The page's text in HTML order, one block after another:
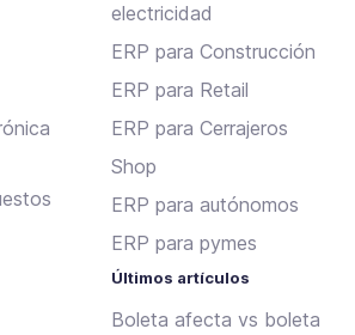
electricidad
ERP para Construcción
ERP para Retail
ERP para Cerrajeros
Shop
ERP para autónomos
ERP para pymes
Últimos artículos
Boleta afecta vs boleta